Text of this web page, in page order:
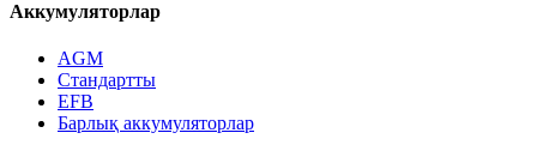
Аккумуляторлар
AGM
Стандартты
EFB
Барлық аккумуляторлар